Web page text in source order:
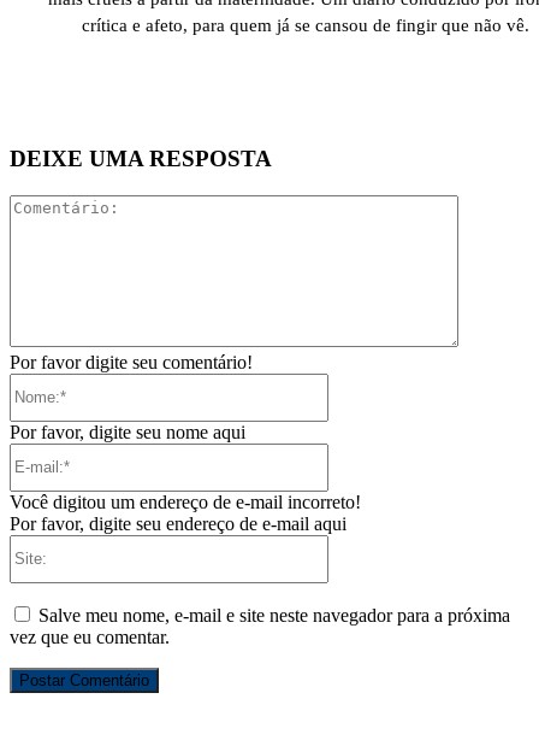
crítica e afeto, para quem já se cansou de fingir que não vê.
DEIXE UMA RESPOSTA
Por favor digite seu comentário!
Por favor, digite seu nome aqui
Você digitou um endereço de e-mail incorreto!
Por favor, digite seu endereço de e-mail aqui
Salve meu nome, e-mail e site neste navegador para a próxima
vez que eu comentar.